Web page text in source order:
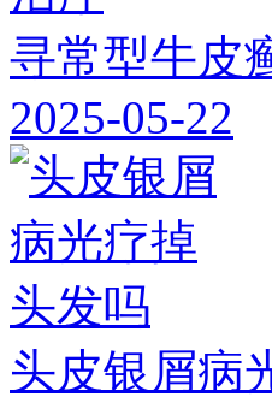
寻常型牛皮
2025-05-22
头皮银屑病